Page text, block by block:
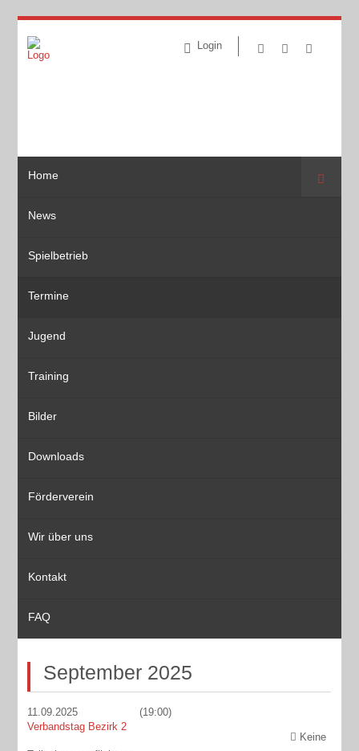
Login
Home
News
Spielbetrieb
Termine
Jugend
Training
Bilder
Downloads
Förderverein
Wir über uns
Kontakt
FAQ
Suche
September 2025
11.09.2025
Verbandstag Bezirk 2
(19:00)
Keine